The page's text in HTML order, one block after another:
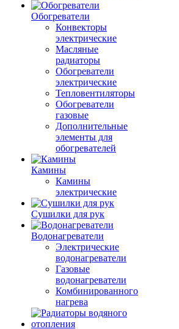
Обогреватели
Конвекторы
электрические
Масляные
радиаторы
Обогреватели
электрические
Тепловентиляторы
Обогреватели
газовые
Дополнительные
элементы для
обогревателей
Камины
Камины
электрические
Сушилки для рук
Водонагреватели
Электрические
водонагреватели
Газовые
водонагреватели
Комбинированного
нагрева